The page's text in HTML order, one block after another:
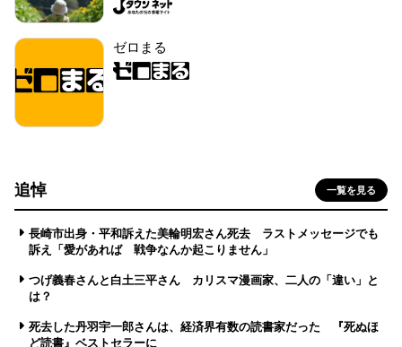
ゼロまる
追悼 一覧を見る
長崎市出身・平和訴えた美輪明宏さん死去 ラストメッセージでも
訴え「愛があれば 戦争なんか起こりません」
つげ義春さんと白土三平さん カリスマ漫画家、二人の「違い」と
は？
死去した丹羽宇一郎さんは、経済界有数の読書家だった 『死ぬほ
ど読書』ベストセラーに